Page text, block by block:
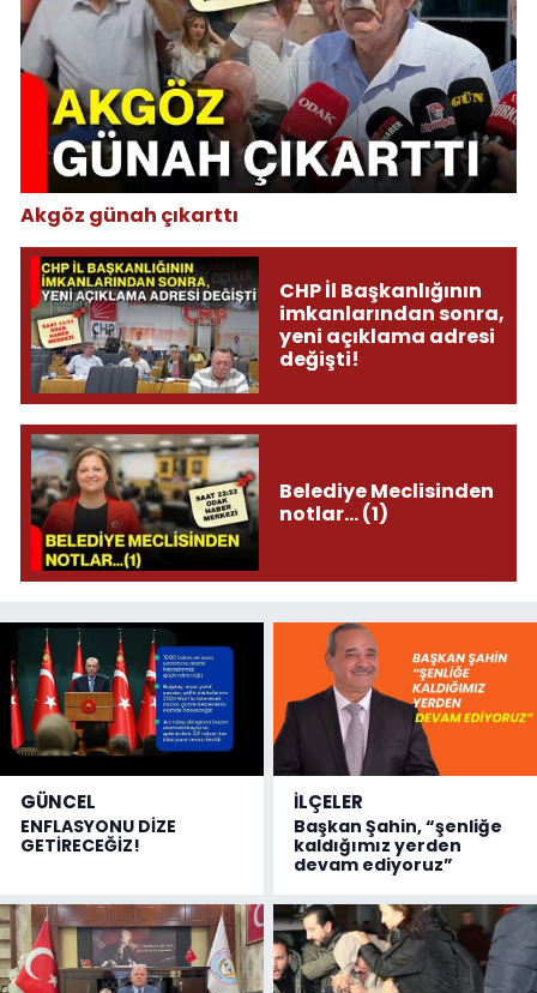
Akgöz günah çıkarttı
CHP İl Başkanlığının
imkanlarından sonra,
yeni açıklama adresi
değişti!
Belediye Meclisinden
notlar... (1)
GÜNCEL
ENFLASYONU DİZE
GETİRECEĞİZ!
İLÇELER
Başkan Şahin, “şenliğe
kaldığımız yerden
devam ediyoruz”